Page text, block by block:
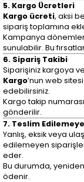
5. Kargo Ücretleri
Kargo ücreti, aksi
sipariş toplamına
Kampanya
sunulabilir. Bu
6. Sipariş Takibi
Siparişiniz kargoya
Kargo’nun web
edebilirsiniz.
Kargo takip
gönderilir.
7. Teslim
Yanlış, eksik veya
edilemeyen
eder.
Bu durumda,
ödenir.